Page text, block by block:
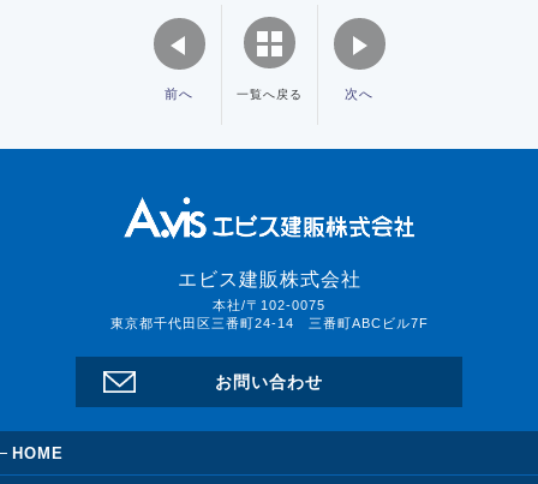
前へ 一覧へ戻る 次へ
エビス建販株式会社
本社/〒102-0075
東京都千代田区三番町24-14 三番町ABCビル7F
お問い合わせ
HOME